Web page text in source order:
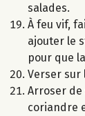
salades.
À feu vif,
ajouter le
pour que
Verser sur
Arroser de
coriandre